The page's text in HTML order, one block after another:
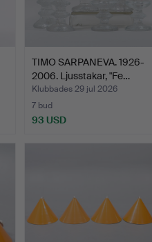
TIMO SARPANEVA. 1926-
2006. Ljusstakar, "Fe…
Klubbades 29 jul 2026
7 bud
93 USD